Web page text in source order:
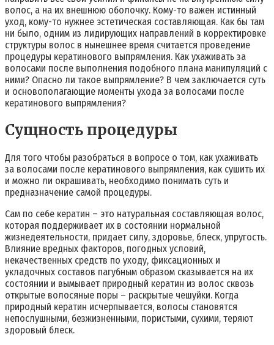
волос, а на их внешнюю оболочку. Кому-то важен истинный
уход, кому-то нужнее эстетическая составляющая. Как бы там
ни было, одним из лидирующих направлений в корректировке
структуры волос в нынешнее время считается проведение
процедуры кератинового выпрямления. Как ухаживать за
волосами после выполнения подобного плана манипуляций с
ними? Опасно ли такое выпрямление? В чем заключается суть
и основополагающие моменты ухода за волосами после
кератинового выпрямления?
Сущность процедуры
Для того чтобы разобраться в вопросе о том, как ухаживать
за волосами после кератинового выпрямления, как сушить их
и можно ли окрашивать, необходимо понимать суть и
предназначение самой процедуры.
Сам по себе кератин – это натуральная составляющая волос,
которая поддерживает их в состоянии нормальной
жизнедеятельности, придает силу, здоровье, блеск, упругость.
Влияние вредных факторов, погодных условий,
некачественных средств по уходу, фиксационных и
укладочных составов пагубным образом сказывается на их
состоянии и вымывает природный кератин из волос сквозь
открытые волосяные поры – раскрытые чешуйки. Когда
природный кератин исчерпывается, волосы становятся
непослушными, безжизненными, пористыми, сухими, теряют
здоровый блеск.